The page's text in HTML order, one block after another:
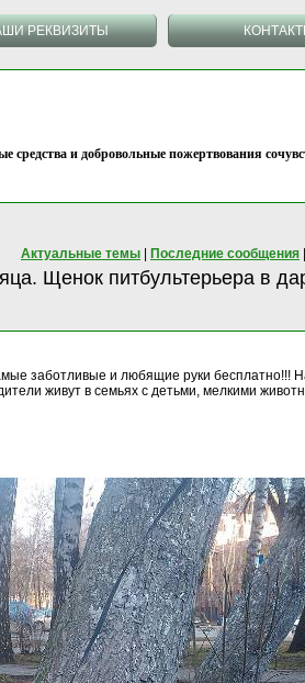
РЕКВИЗИТЫ
средства и добровольные пожертвования
Актуальные темы Последние сообщения
Щенок питбультерьера в
заботливые и любящие руки
живут в семьях с детьми, мелкими